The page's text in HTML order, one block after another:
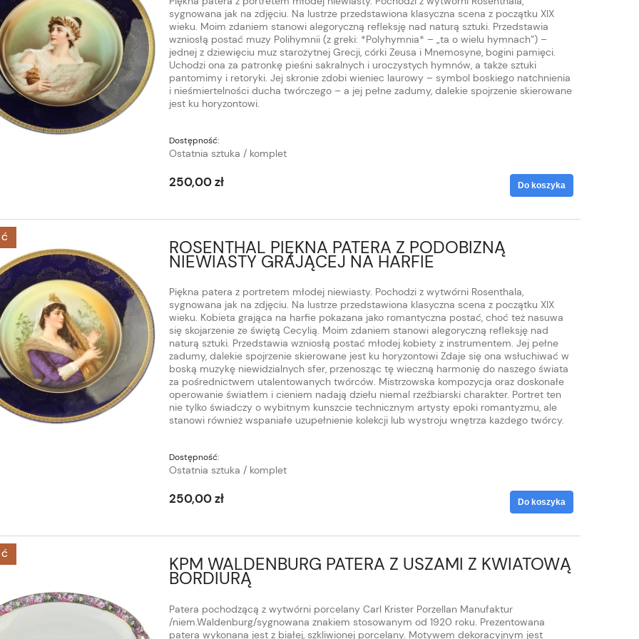
sygnowana jak na zdjęciu. Na lustrze przedstawiona klasyczna scena z początku XIX
wieku. Moim zdaniem stanowi alegoryczną refleksję nad naturą sztuki. Przedstawia
wzniosłą postać muzy Polihymnii (z greki: *Polyhymnia* – „ta o wielu hymnach”) –
jednej z dziewięciu muz starożytnej Grecji, córki Zeusa i Mnemosyne, bogini pamięci.
Uchodzi ona za patronkę pieśni sakralnych i uroczystych hymnów, a także sztuki
pantomimy i retoryki. Jej skronie zdobi wieniec laurowy – symbol boskiego natchnienia
i nieśmiertelności ducha twórczego – a jej pełne zadumy, dalekie spojrzenie skierowane
jest ku horyzontowi.
Dostępność:
Ostatnia sztuka / komplet
250,00 zł Do koszyka
ROSENTHAL PIĘKNA PATERA Z PODOBIZNĄ
NIEWIASTY GRAJĄCEJ NA HARFIE
Piękna patera z portretem młodej niewiasty. Pochodzi z wytwórni Rosenthala,
sygnowana jak na zdjęciu. Na lustrze przedstawiona klasyczna scena z początku XIX
wieku. Kobieta grająca na harfie pokazana jako romantyczna postać, choć też nasuwa
się skojarzenie ze świętą Cecylią. Moim zdaniem stanowi alegoryczną refleksję nad
naturą sztuki. Przedstawia wzniosłą postać młodej kobiety z instrumentem. Jej pełne
zadumy, dalekie spojrzenie skierowane jest ku horyzontowi Zdaje się ona wsłuchiwać w
boską muzykę niewidzialnych sfer, przenosząc tę wieczną harmonię do naszego świata
za pośrednictwem utalentowanych twórców. Mistrzowska kompozycja oraz doskonałe
operowanie światłem i cieniem nadają dziełu niemal rzeźbiarski charakter. Portret ten
nie tylko świadczy o wybitnym kunszcie technicznym artysty epoki romantyzmu, ale
stanowi również wspaniałe uzupełnienie kolekcji lub wystroju wnętrza każdego twórcy.
Dostępność:
Ostatnia sztuka / komplet
250,00 zł Do koszyka
KPM WALDENBURG PATERA Z USZAMI Z KWIATOWĄ
BORDIURĄ
Patera pochodzącą z wytwórni porcelany Carl Krister Porzellan Manufaktur
/niem.Waldenburg/sygnowana znakiem stosowanym od 1920 roku. Prezentowana
patera wykonana jest z białej, szkliwionej porcelany. Motywem dekoracyjnym jest